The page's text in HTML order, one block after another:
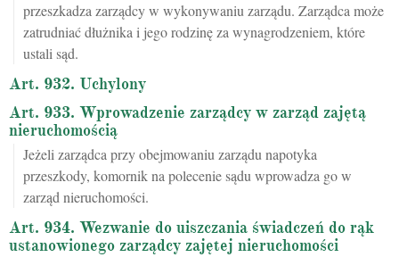
przeszkadza zarządcy w wykonywaniu zarządu. Zarządca może
zatrudniać dłużnika i jego rodzinę za wynagrodzeniem, które
ustali sąd.
Art. 932. Uchylony
Art. 933. Wprowadzenie zarządcy w zarząd zajętą
nieruchomością
Jeżeli zarządca przy obejmowaniu zarządu napotyka
przeszkody, komornik na polecenie sądu wprowadza go w
zarząd nieruchomości.
Art. 934. Wezwanie do uiszczania świadczeń do rąk
ustanowionego zarządcy zajętej nieruchomości